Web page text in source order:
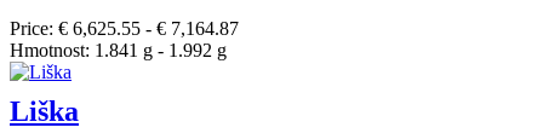
Price: € 6,625.55 - € 7,164.87
Hmotnost: 1.841 g - 1.992 g
Liška